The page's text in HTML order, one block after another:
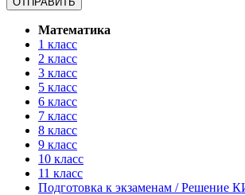
Математика
1 класс
2 класс
3 класс
5 класс
6 класс
7 класс
8 класс
9 класс
10 класс
11 класс
Подготовка к экзаменам / Решение